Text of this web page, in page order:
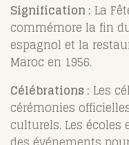
Signification : La
commémore la fin
espagnol et la
Maroc en 1956.
Célébrations : Les
cérémonies
culturels. Les